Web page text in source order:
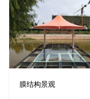
膜结构景观